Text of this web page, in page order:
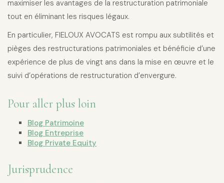
maximiser les avantages de la restructuration patrimoniale
tout en éliminant les risques légaux.
En particulier, FIELOUX AVOCATS est rompu aux subtilités et
pièges des restructurations patrimoniales et bénéficie d’une
expérience de plus de vingt ans dans la mise en œuvre et le
suivi d’opérations de restructuration d’envergure.
Pour aller plus loin
Blog Patrimoine
Blog Entreprise
Blog Private Equity
Jurisprudence